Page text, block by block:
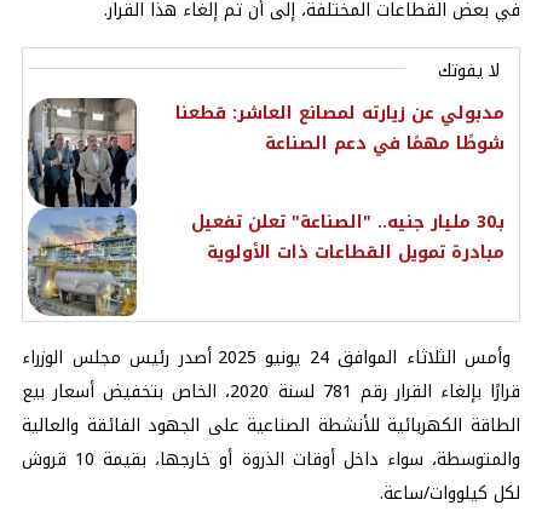
في بعض القطاعات المختلفة، إلى أن تم إلغاء هذا القرار.
لا يفوتك
مدبولي عن زيارته لمصانع العاشر: قطعنا
شوطًا مهمًا في دعم الصناعة
بـ30 مليار جنيه.. "الصناعة" تعلن تفعيل
مبادرة تمويل القطاعات ذات الأولوية
وأمس الثلاثاء الموافق 24 يونيو 2025 أصدر رئيس مجلس الوزراء
قرارًا بإلغاء القرار رقم 781 لسنة 2020، الخاص بتخفيض أسعار بيع
الطاقة الكهربائية للأنشطة الصناعية على الجهود الفائقة والعالية
والمتوسطة، سواء داخل أوقات الذروة أو خارجها، بقيمة 10 قروش
لكل كيلووات/ساعة.